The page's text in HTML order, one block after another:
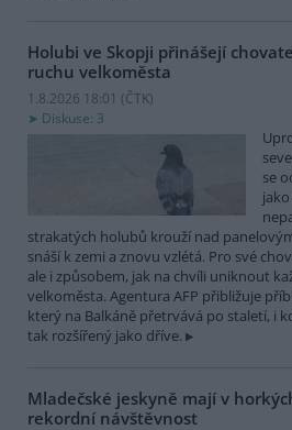
Holubi ve Skopji přinášejí
ruchu velkoměsta
1.8.2026 18:01 (ČTK)
Diskuse: 3
se
strakatých holubů krouží nad
snáší k zemi a znovu vzlétá. Pro své
ale i způsobem, jak na chvíli uniknout
velkoměsta. Agentura AFP přibližuje
který na Balkáně přetrvává po staletí, i
tak rozšířený jako dříve.
Mladečské jeskyně mají v
rekordní návštěvnost